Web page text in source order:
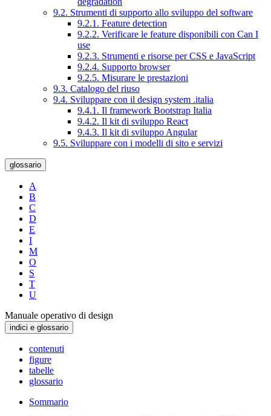
9.2. Strumenti di supporto allo sviluppo del software
9.2.1. Feature detection
9.2.2. Verificare le feature disponibili con Can I
use
9.2.3. Strumenti e risorse per CSS e JavaScript
9.2.4. Supporto browser
9.2.5. Misurare le prestazioni
9.3. Catalogo del riuso
9.4. Sviluppare con il design system .italia
9.4.1. Il framework Bootstrap Italia
9.4.2. Il kit di sviluppo React
9.4.3. Il kit di sviluppo Angular
9.5. Sviluppare con i modelli di sito e servizi
glossario
A
B
C
D
E
I
M
O
S
T
U
Manuale operativo di design
indici e glossario
contenuti
figure
tabelle
glossario
Sommario